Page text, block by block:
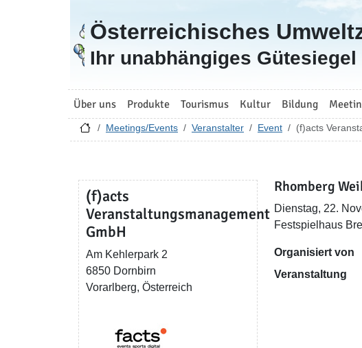
Zur Startseite
Österreichisches
Ihr unabhängiges
Über uns Produkte Tourismus Kultur Bildung
Meetings/Events Veranstalter Event (f)acts
(f)acts
Veranstaltungsmanagement
GmbH
Am Kehlerpark 2
6850 Dornbirn
Vorarlberg, Österreich
Rhomberg
Dienstag, 22.
Festspielhaus
Organisiert von
Veranstaltung